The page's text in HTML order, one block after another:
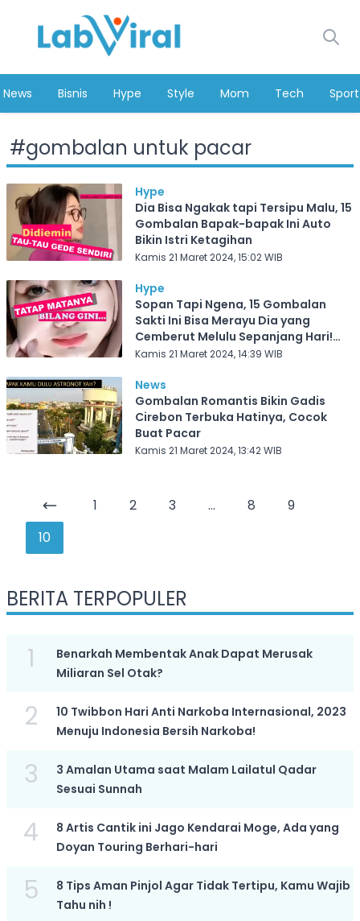
News Bisnis Hype Style Mom Tech Sport
#gombalan untuk pacar
Hype
Dia Bisa Ngakak tapi Tersipu Malu, 15
Gombalan Bapak-bapak Ini Auto
Bikin Istri Ketagihan
Kamis 21 Maret 2024, 15:02 WIB
Hype
Sopan Tapi Ngena, 15 Gombalan
Sakti Ini Bisa Merayu Dia yang
Cemberut Melulu Sepanjang Hari!
Bisa untuk PDKT Nih
Kamis 21 Maret 2024, 14:39 WIB
News
Gombalan Romantis Bikin Gadis
Cirebon Terbuka Hatinya, Cocok
Buat Pacar
Kamis 21 Maret 2024, 13:42 WIB
1 2 3 ... 8
9
10
BERITA TERPOPULER
1
Benarkah Membentak Anak Dapat Merusak
Miliaran Sel Otak?
2
10 Twibbon Hari Anti Narkoba Internasional, 2023
Menuju Indonesia Bersih Narkoba!
3
3 Amalan Utama saat Malam Lailatul Qadar
Sesuai Sunnah
4
8 Artis Cantik ini Jago Kendarai Moge, Ada yang
Doyan Touring Berhari-hari
5
8 Tips Aman Pinjol Agar Tidak Tertipu, Kamu Wajib
Tahu nih !